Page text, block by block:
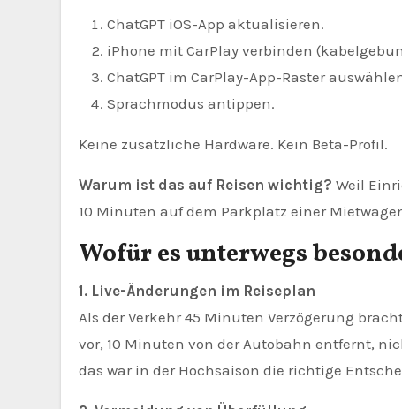
ChatGPT iOS-App aktualisieren.
iPhone mit CarPlay verbinden
ChatGPT im CarPlay-App-Raster
Sprachmodus antippen.
Keine zusätzliche Hardware. Kein Beta-Profil.
Warum ist das auf Reisen wichtig? Weil
10 Minuten auf dem Parkplatz einer
Wofür es unterwegs
1. Live-Änderungen im Reiseplan
Als der Verkehr 45 Minuten Verzögerung
vor, 10 Minuten von der Autobahn entfernt,
das war in der Hochsaison die richtige